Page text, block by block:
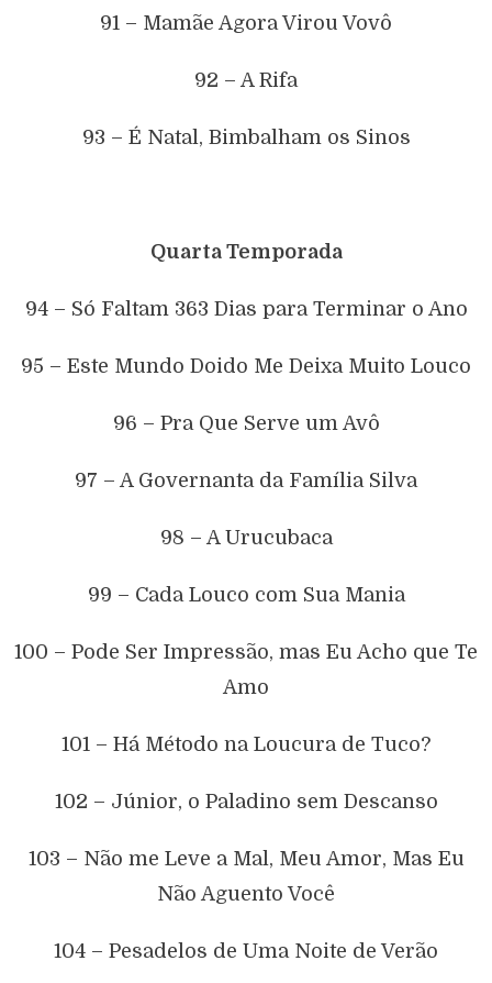
91 – Mamãe Agora Virou Vovô
92 – A Rifa
93 – É Natal, Bimbalham os Sinos
Quarta Temporada
94 – Só Faltam 363 Dias para Terminar o Ano
95 – Este Mundo Doido Me Deixa Muito Louco
96 – Pra Que Serve um Avô
97 – A Governanta da Família Silva
98 – A Urucubaca
99 – Cada Louco com Sua Mania
100 – Pode Ser Impressão, mas Eu Acho que Te
Amo
101 – Há Método na Loucura de Tuco?
102 – Júnior, o Paladino sem Descanso
103 – Não me Leve a Mal, Meu Amor, Mas Eu
Não Aguento Você
104 – Pesadelos de Uma Noite de Verão